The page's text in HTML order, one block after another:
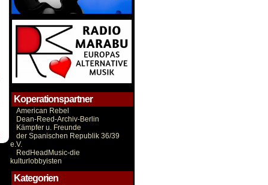
Koperationspartner
American Rebel
Dean-Reed-Archiv-Berlin
Kämpfer u. Freunde
der Spanischen Republik 36/39
e.V.
RedHeadMusic-die
kulturlobbyisten
Kategorien